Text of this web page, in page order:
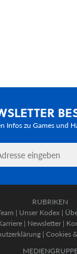
Infos zu Games und
RUBRIKEN
| Unser Kodex |
| Newsletter |
| Cookies